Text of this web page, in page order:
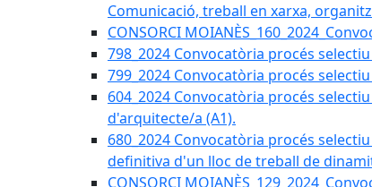
Comunicació, treball en xarxa,
CONSORCI
798_2024 Convocatòria procés
799_2024 Convocatòria procés
604_2024 Convocatòria procés
d'arquitecte/a (A1).
680_2024 Convocatòria procés
definitiva d'un lloc de treball de
CONSORCI